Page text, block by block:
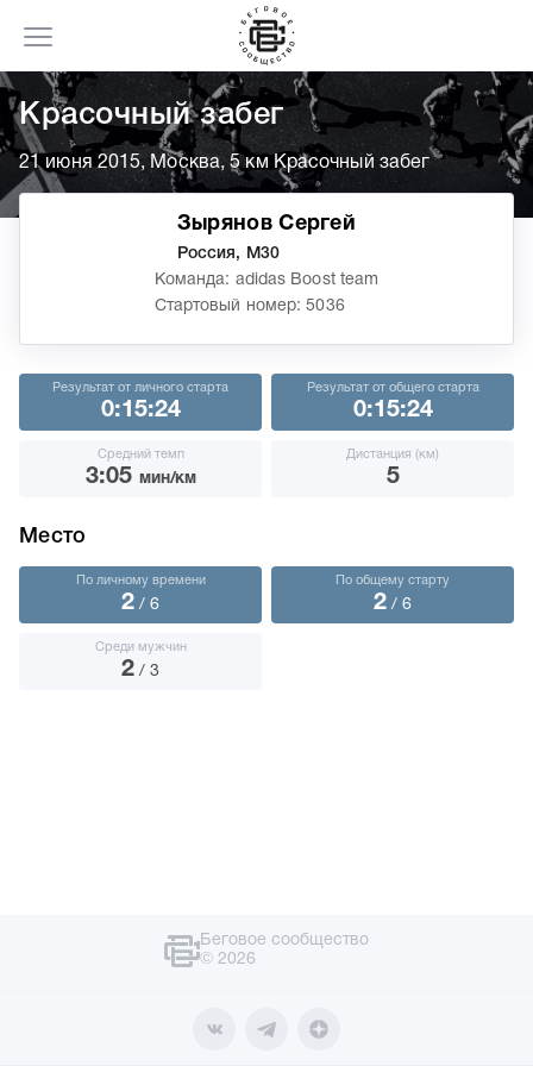
Красочный забег
21 июня 2015, Москва, 5 км Красочный забег
Зырянов Cергей
Россия, М30
Команда: adidas Boost team
Стартовый номер: 5036
Результат от личного старта
0:15:24
Результат от общего старта
0:15:24
Средний темп
3:05 мин/км
Дистанция (км)
5
Место
По личному времени
2 / 6
По общему старту
2 / 6
Среди мужчин
2 / 3
Беговое сообщество
© 2026